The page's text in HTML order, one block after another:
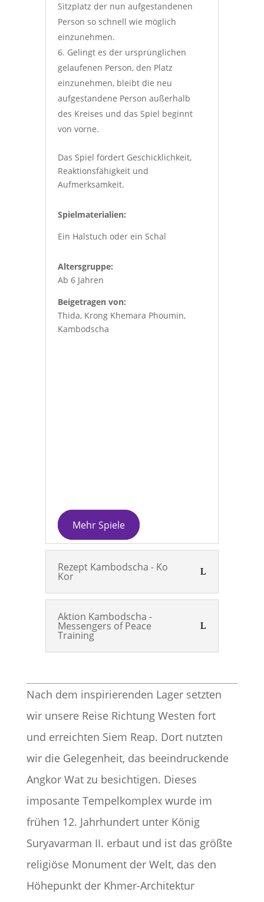
Sitzplatz der nun aufgestandenen
Person so schnell wie möglich
einzunehmen.
Gelingt es der ursprünglichen
gelaufenen Person, den Platz
einzunehmen, bleibt die neu
aufgestandene Person außerhalb
des Kreises und das Spiel beginnt
von vorne.
Das Spiel fördert Geschicklichkeit,
Reaktionsfähigkeit und
Aufmerksamkeit.
Spielmaterialien:
Ein Halstuch oder ein Schal
Altersgruppe:
Ab 6 Jahren
Beigetragen von:
Thida, Krong Khemara Phoumin,
Kambodscha
Mehr Spiele
Rezept Kambodscha - Ko
Kor
Aktion Kambodscha -
Messengers of Peace
Training
Nach dem inspirierenden Lager setzten
wir unsere Reise Richtung Westen fort
und erreichten Siem Reap. Dort nutzten
wir die Gelegenheit, das beeindruckende
Angkor Wat zu besichtigen. Dieses
imposante Tempelkomplex wurde im
frühen 12. Jahrhundert unter König
Suryavarman II. erbaut und ist das größte
religiöse Monument der Welt, das den
Höhepunkt der Khmer-Architektur